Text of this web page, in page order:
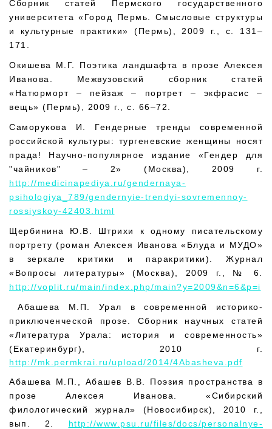
Сборник статей Пермского государственного
университета «Город Пермь. Смысловые структуры
и культурные практики» (Пермь), 2009 г., с. 131–
171.
Окишева М.Г. Поэтика ландшафта в прозе Алексея
Иванова. Межвузовский сборник статей
«Натюрморт – пейзаж – портрет – экфрасис –
вещь» (Пермь), 2009 г., с. 66–72.
Саморукова И. Гендерные тренды современной
российской культуры: тургеневские женщины носят
прада! Научно-популярное издание «Гендер для
"чайников" – 2» (Москва), 2009 г.
http://medicinapediya.ru/gendernaya-
psihologiya_789/gendernyie-trendyi-sovremennoy-
rossiyskoy-42403.html
Щербинина Ю.В. Штрихи к одному писательскому
портрету (роман Алексея Иванова «Блуда и МУДО»
в зеркале критики и паракритики). Журнал
«Вопросы литературы» (Москва), 2009 г., № 6.
http://voplit.ru/main/index.php/main?y=2009&n=6&p=i
Абашева М.П. Урал в современной историко-
приключенческой прозе. Сборник научных статей
«Литература Урала: история и современность»
(Екатеринбург), 2010 г.
http://mk.permkrai.ru/upload/2014/4Abasheva.pdf
Абашева М.П., Абашев В.В. Поэзия пространства в
прозе Алексея Иванова. «Сибирский
филологический журнал» (Новосибирск), 2010 г.,
вып. 2. http://www.psu.ru/files/docs/personalnye-